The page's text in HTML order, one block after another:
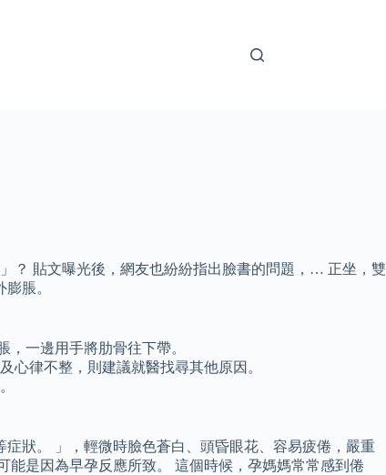
？ 貼文曝光後，網友也紛紛指出臉書的問題，… 正坐，雙
脹。
一邊用手將肋骨往下帶。
心律不整，則建議就醫找尋其他原因。
狀。 」，輕微時臉色蒼白、頭昏眼花、容易疲倦，嚴重
能是因為早孕反應所致。 這個時候，孕媽媽常常感到倦